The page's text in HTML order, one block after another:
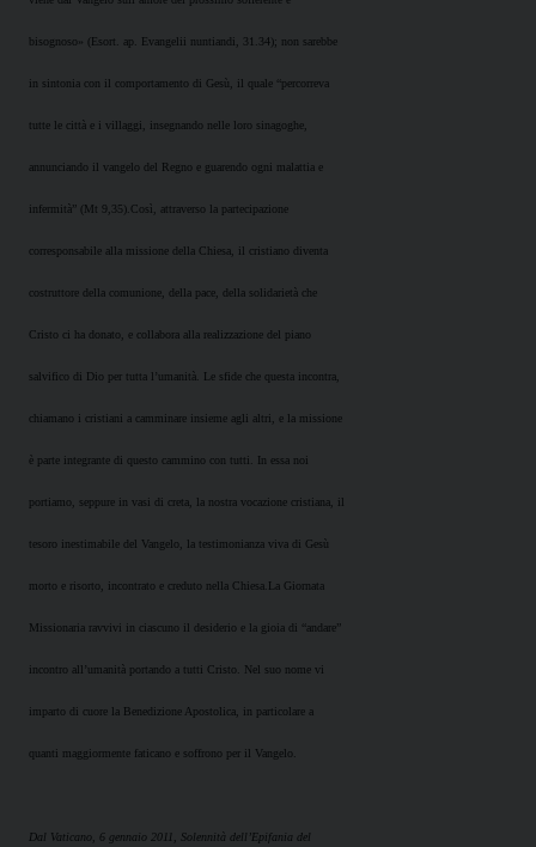
bisognoso» (Esort. ap. Evangelii nuntiandi, 31.34); non sarebbe
in sintonia con il comportamento di Gesù, il quale “percorreva
tutte le città e i villaggi, insegnando nelle loro sinagoghe,
annunciando il vangelo del Regno e guarendo ogni malattia e
infermità” (Mt 9,35).Così, attraverso la partecipazione
corresponsabile alla missione della Chiesa, il cristiano diventa
costruttore della comunione, della pace, della solidarietà che
Cristo ci ha donato, e collabora alla realizzazione del piano
salvifico di Dio per tutta l’umanità. Le sfide che questa incontra,
chiamano i cristiani a camminare insieme agli altri, e la missione
è parte integrante di questo cammino con tutti. In essa noi
portiamo, seppure in vasi di creta, la nostra vocazione cristiana, il
tesoro inestimabile del Vangelo, la testimonianza viva di Gesù
morto e risorto, incontrato e creduto nella Chiesa.La Giornata
Missionaria ravvivi in ciascuno il desiderio e la gioia di “andare”
incontro all’umanità portando a tutti Cristo. Nel suo nome vi
imparto di cuore la Benedizione Apostolica, in particolare a
quanti maggiormente faticano e soffrono per il Vangelo.
Dal Vaticano, 6 gennaio 2011, Solennità dell’Epifania del